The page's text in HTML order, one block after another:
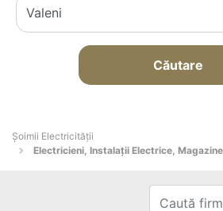
Căutare
Șoimii Electricității
Electricieni, Instalații Electrice,